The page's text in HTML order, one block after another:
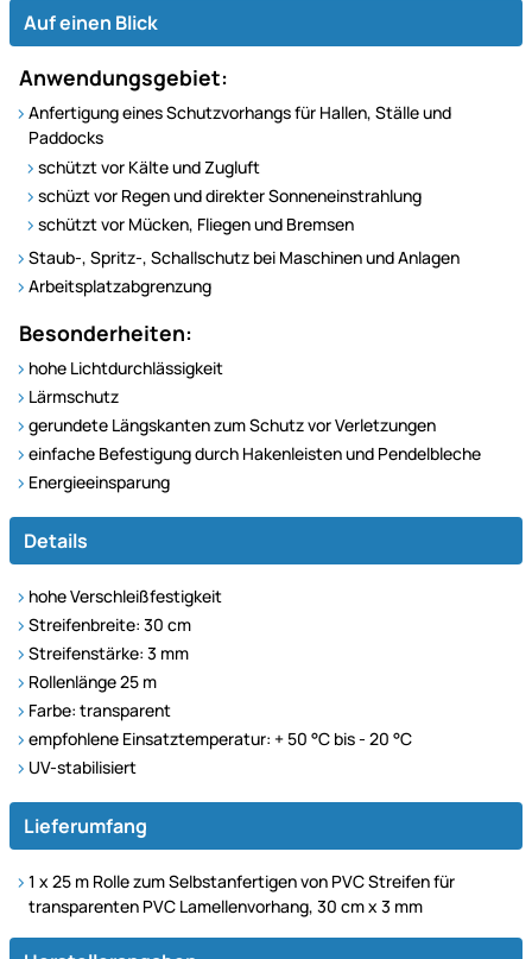
Auf einen Blick
Anwendungsgebiet:
Anfertigung eines Schutzvorhangs für Hallen, Ställe und
Paddocks
schützt vor Kälte und Zugluft
schüzt vor Regen und direkter Sonneneinstrahlung
schützt vor Mücken, Fliegen und Bremsen
Staub-, Spritz-, Schallschutz bei Maschinen und Anlagen
Arbeitsplatzabgrenzung
Besonderheiten:
hohe Lichtdurchlässigkeit
Lärmschutz
gerundete Längskanten zum Schutz vor Verletzungen
einfache Befestigung durch Hakenleisten und Pendelbleche
Energieeinsparung
Details
hohe Verschleißfestigkeit
Streifenbreite: 30 cm
Streifenstärke: 3 mm
Rollenlänge 25 m
Farbe: transparent
empfohlene Einsatztemperatur: + 50 °C bis - 20 °C
UV-stabilisiert
Lieferumfang
1 x 25 m Rolle zum Selbstanfertigen von PVC Streifen für
transparenten PVC Lamellenvorhang, 30 cm x 3 mm